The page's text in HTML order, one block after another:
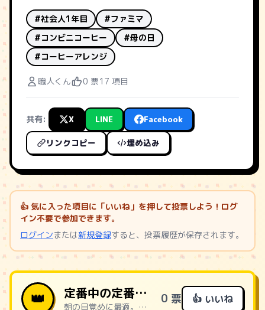
#社会人1年目
#ファミマ
#コンビニコーヒー
#母の日
#コーヒーアレンジ
職人くん 0 票17 項目
共有: X LINE Facebook
リンクコピー 埋め込み
👍 気に入った項目に「いいね」を押して投票しよう！ログ
イン不要で参加できます。
ログインまたは新規登録すると、投票履歴が保存されます。
👑 定番中の定番：ブレンドコーヒーS
朝の目覚めに最適。コスパ最強の定番アレンジなし。
0 票 👍 いいね